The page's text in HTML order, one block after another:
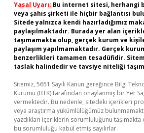
Yasal Uyarı: Bu internet sitesi, herhangi
veya şahıs şirketi ile hiçbir bağlantısı
Sitede yalnızca kendi hazırladığımız
paylaşılmaktadır. Burada yer alan
taşımamakta olup, gerçek kurum ve
paylaşım yapılmamaktadır. Gerçek
benzerlikleri tamamen tesadüfidir.
taslak halindedir ve tavsiye niteliği
Sitemiz, 5651 Sayılı Kanun gereğince Bilgi
Kurumu (BTK) tarafından onaylanmış bir Yer
vermektedir. Bu nedenle, sitedeki içerikleri
veya araştırma yükümlülüğümüz
yazdıkları içeriklerin sorumluluğunu
bu sorumluluğu kabul etmiş sayılırlar.